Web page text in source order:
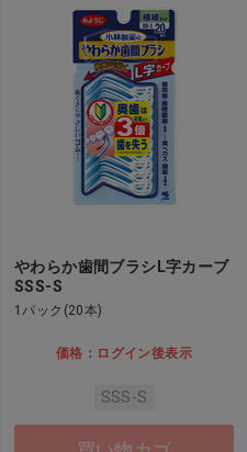
やわらか歯間ブラシL字カーブ
SSS-S
1パック(20本)
価格：ログイン後表示
SSS-S